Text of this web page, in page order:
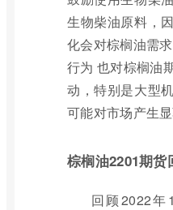
生物柴油原料，
化会对棕榈油需
行为 也对棕榈油
动，特别是大型
可能对市场产生显
棕榈油2201期货
回顾2022